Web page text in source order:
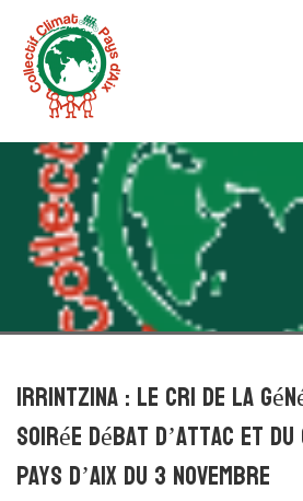
Irrintzina : le cri de la
Soirée débat d’Attac et
Pays d’Aix du 3 novembre